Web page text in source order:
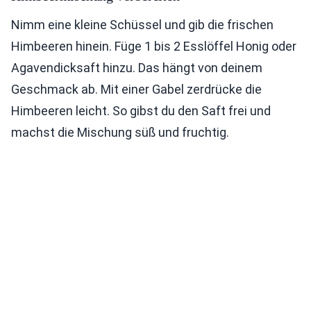
Nimm eine kleine Schüssel und gib die frischen
Himbeeren hinein. Füge 1 bis 2 Esslöffel Honig oder
Agavendicksaft hinzu. Das hängt von deinem
Geschmack ab. Mit einer Gabel zerdrücke die
Himbeeren leicht. So gibst du den Saft frei und
machst die Mischung süß und fruchtig.